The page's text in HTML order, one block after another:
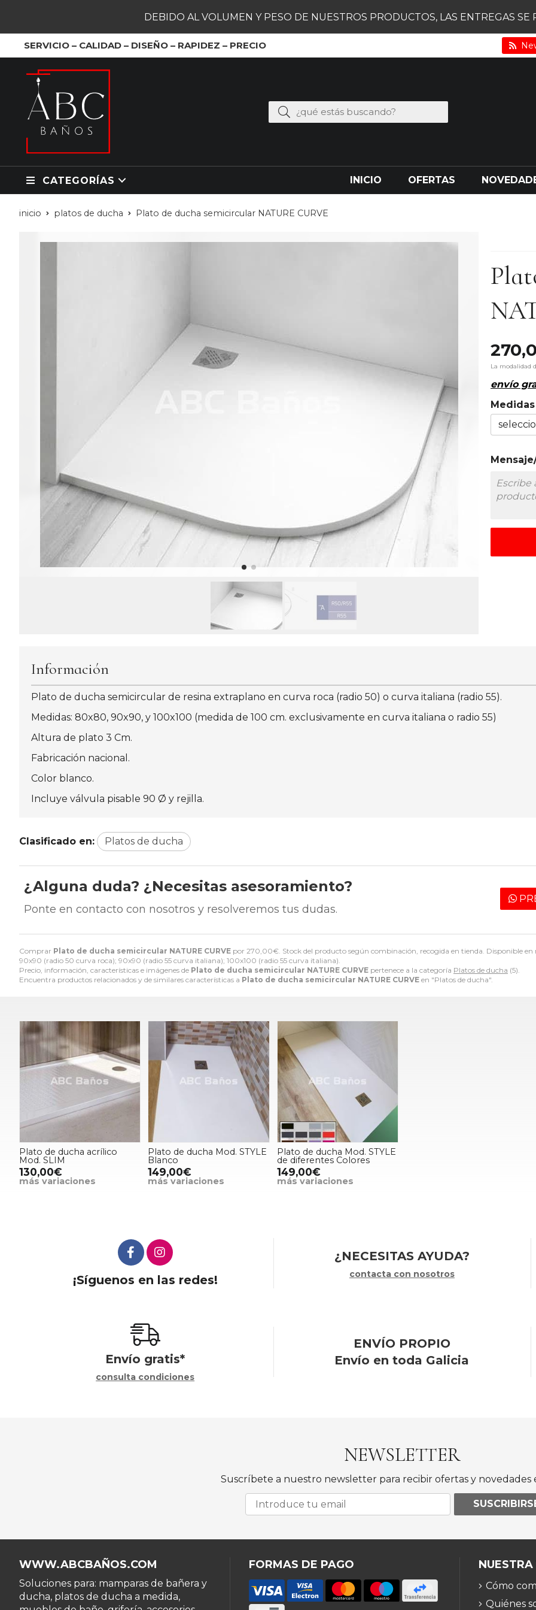
DEBIDO AL VOLUMEN Y PESO DE NUESTROS PRODUCTOS, LAS ENTREGAS SE
SERVICIO – CALIDAD – DISEÑO – RAPIDEZ – PRECIO
CATEGORÍAS INICIO OFERTAS
inicio platos de ducha Plato de ducha semicircular NATURE CURVE
La modalidad
envío
Medidas
Comprar Plato de ducha semicircular NATURE CURVE por 270,00€. Stock del producto según combinación, recogida en tienda. Disponible
90x90 (radio 50 curva roca); 90x90 (radio 55 curva italiana); 100x100 (radio 55 curva italiana).
Precio, información, características e imágenes de Plato de ducha semicircular NATURE CURVE pertenece a la categoría Platos de ducha (5).
Encuentra productos relacionados y de similares características a Plato de ducha semicircular NATURE CURVE en "Platos de ducha".
Información
Plato de ducha semicircular de resina extraplano en curva roca (radio 50) o curva italiana (radio 55).
Medidas: 80x80, 90x90, y 100x100 (medida de 100 cm. exclusivamente en curva italiana o radio 55)
Altura de plato 3 Cm.
Fabricación nacional.
Color blanco.
Incluye válvula pisable 90 Ø y rejilla.
Clasificado en: Platos de ducha
¿Alguna duda? ¿Necesitas asesoramiento?
Ponte en contacto con nosotros y resolveremos tus dudas.
Plato de ducha acrílico
Mod. SLIM
130,00€
más variaciones
Plato de ducha Mod. STYLE
Blanco
149,00€
más variaciones
Plato de ducha Mod. STYLE
de diferentes Colores
149,00€
más variaciones
¡Síguenos en las redes!
¿NECESITAS AYUDA?
contacta con nosotros
Envío gratis*
consulta condiciones
ENVÍO PROPIO
Envío en toda Galicia
NEWSLETTER
Suscríbete a nuestro newsletter para recibir ofertas y novedades
WWW.ABCBAÑOS.COM
Soluciones para: mamparas de bañera y
ducha, platos de ducha a medida,
FORMAS DE PAGO
Cómo
Quiénes